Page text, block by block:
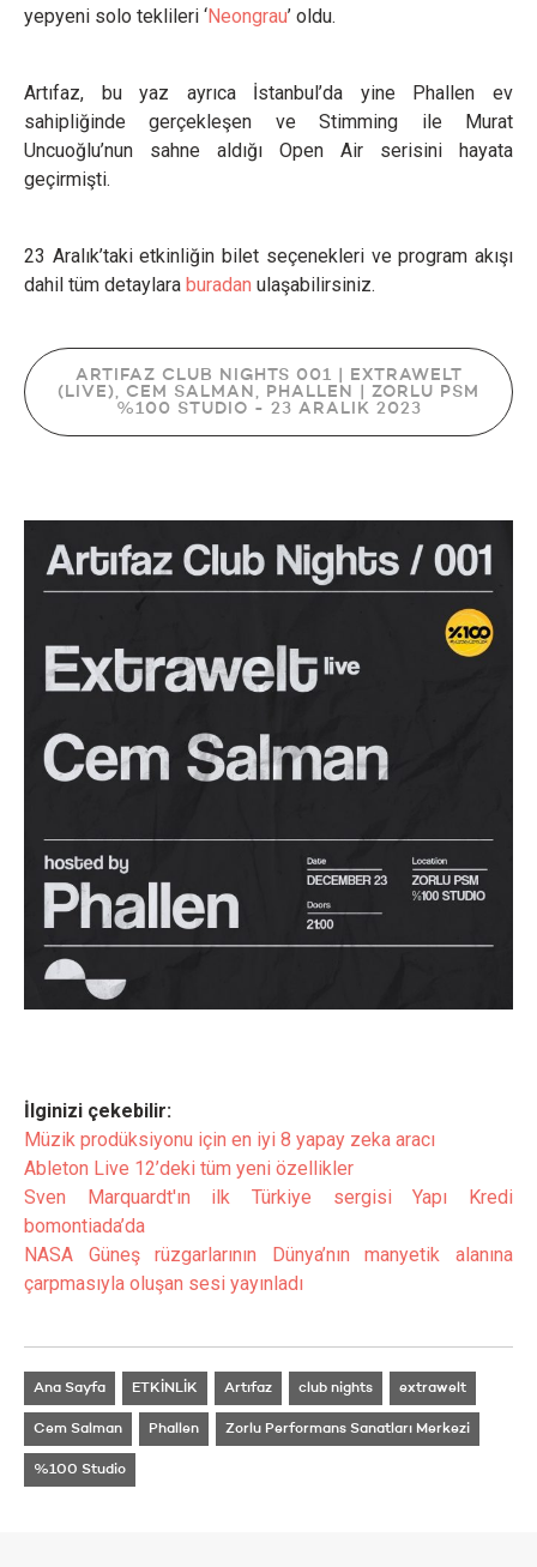
yepyeni solo teklileri ‘Neongrau’ oldu.
Artıfaz, bu yaz ayrıca İstanbul’da yine Phallen ev
sahipliğinde gerçekleşen ve Stimming ile Murat
Uncuoğlu’nun sahne aldığı Open Air serisini hayata
geçirmişti.
23 Aralık’taki etkinliğin bilet seçenekleri ve program akışı
dahil tüm detaylara buradan ulaşabilirsiniz.
ARTIFAZ CLUB NIGHTS 001 | EXTRAWELT
(LIVE), CEM SALMAN, PHALLEN | ZORLU PSM
%100 STUDIO - 23 ARALIK 2023
İlginizi çekebilir:
Müzik prodüksiyonu için en iyi 8 yapay zeka aracı
Ableton Live 12’deki tüm yeni özellikler
Sven Marquardt'ın ilk Türkiye sergisi Yapı Kredi
bomontiada’da
NASA Güneş rüzgarlarının Dünya’nın manyetik alanına
çarpmasıyla oluşan sesi yayınladı
Ana Sayfa ETKİNLİK Artıfaz club nights extrawelt
Cem Salman Phallen Zorlu Performans Sanatları Merkezi
%100 Studio